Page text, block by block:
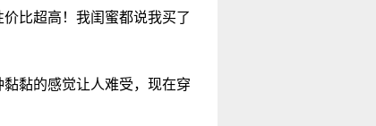
比超高！我闺蜜都说我买了
黏的感觉让人难受，现在穿